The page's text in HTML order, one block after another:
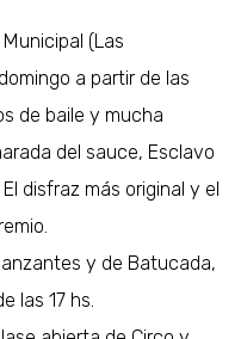
(Las
a partir de las
de baile y mucha
del sauce, Esclavo
disfraz más original y el
y de Batucada,
las 17 hs.